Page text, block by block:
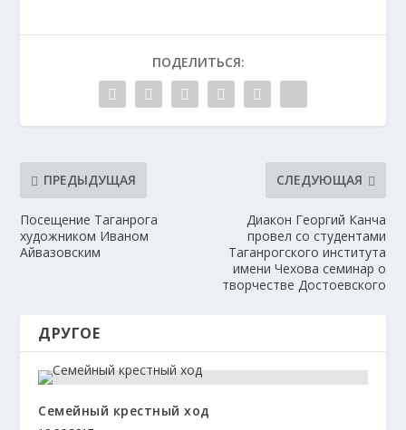
ПОДЕЛИТЬСЯ:
ПРЕДЫДУЩАЯ
Посещение Таганрога
художником Иваном
Айвазовским
СЛЕДУЮЩАЯ
Диакон Георгий Канча
провел со студентами
Таганрогского института
имени Чехова семинар о
творчестве Достоевского
ДРУГОЕ
Семейный крестный ход